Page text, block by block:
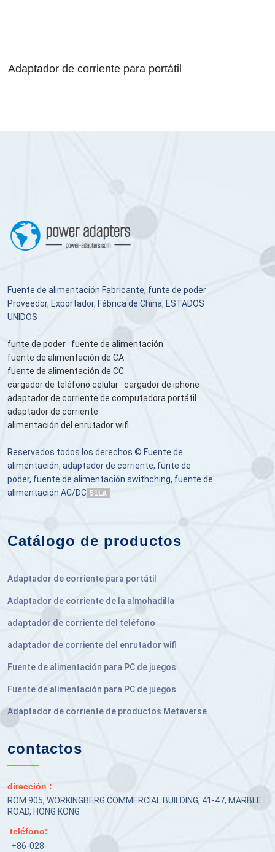
Adaptador de corriente para portátil
Fuente de alimentación Fabricante, funte de poder
Proveedor, Exportador, Fábrica de China, ESTADOS
UNIDOS
funte de poder
fuente de alimentación
fuente de alimentación de CA
fuente de alimentación de CC
cargador de teléfono celular cargador de iphone
adaptador de corriente de computadora portátil
adaptador de corriente
alimentación del enrutador wifi
Reservados todos los derechos © Fuente de
alimentación, adaptador de corriente, funte de
poder, fuente de alimentación swithching, fuente de
alimentación AC/DC 51La
Catálogo de productos
Adaptador de corriente para portátil
Adaptador de corriente de la almohadilla
adaptador de corriente del teléfono
adaptador de corriente del enrutador wifi
Fuente de alimentación para PC de juegos
Fuente de alimentación para PC de juegos
Adaptador de corriente de productos Metaverse
contactos
dirección :
ROM 905, WORKINGBERG COMMERCIAL BUILDING, 41-47, MARBLE
ROAD, HONG KONG
teléfono:
+86-028-